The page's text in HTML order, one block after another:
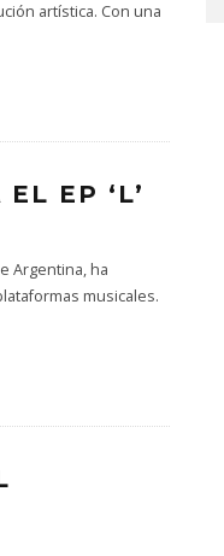
artística. Con una
EP ‘L’
Argentina, ha
musicales.